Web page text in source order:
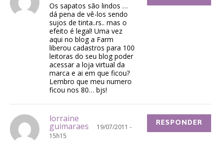
Os sapatos são lindos …
dá pena de vê-los sendo
sujos de tinta..rs.. mas o
efeito é legal! Uma vez
aqui no blog a Farm
liberou cadastros para 100
leitoras do seu blog poder
acessar a loja virtual da
marca e ai em que ficou?
Lembro que meu numero
ficou nos 80… bjs!
lorraine
guimaraes
19/07/2011 -
15h15
RESPONDER